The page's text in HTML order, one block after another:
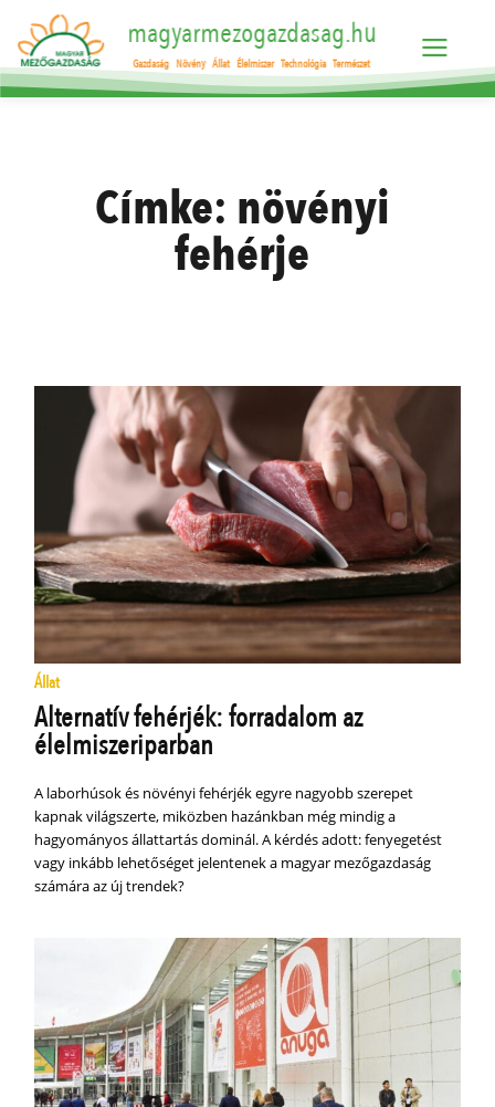
magyarmezogazdasag.hu
Gazdaság Növény Állat Élelmiszer Technológia Természet
Címke: növényi
fehérje
Állat
Alternatív fehérjék: forradalom az
élelmiszeriparban
A laborhúsok és növényi fehérjék egyre nagyobb szerepet
kapnak világszerte, miközben hazánkban még mindig a
hagyományos állattartás dominál. A kérdés adott: fenyegetést
vagy inkább lehetőséget jelentenek a magyar mezőgazdaság
számára az új trendek?